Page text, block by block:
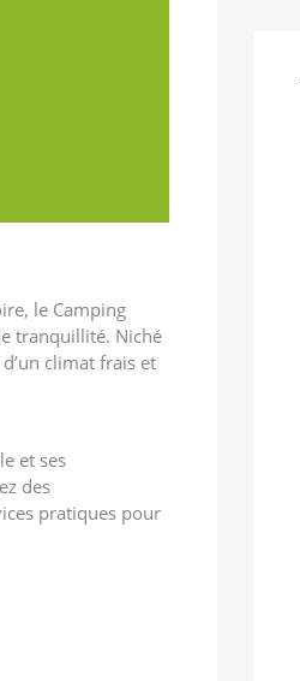
le Camping
tranquillité. Niché
climat frais et
et ses
des
pratiques pour